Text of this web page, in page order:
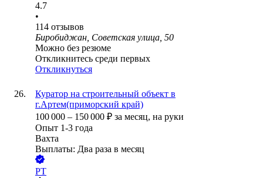
4.7
•
114 отзывов
Биробиджан, Советская улица, 50
Можно без резюме
Откликнитесь среди первых
Откликнуться
Куратор на строительный объект в
г.Артем(приморский край)
100 000 – 150 000 ₽ за месяц, на руки
Опыт 1-3 года
Вахта
Выплаты: Два раза в месяц
РТ